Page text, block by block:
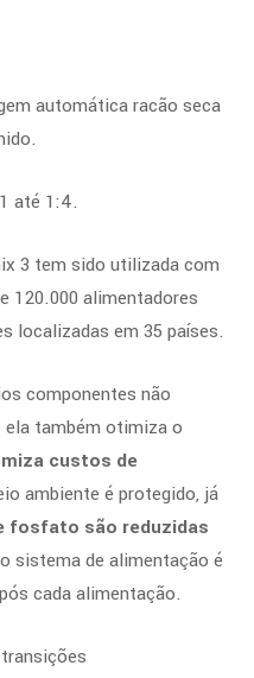
automática racão seca
até 1:4.
3 tem sido utilizada com
120.000 alimentadores
localizadas em 35 países.
componentes não
ela também otimiza o
custos de
ambiente é protegido, já
fosfato são reduzidas
sistema de alimentação é
cada alimentação.